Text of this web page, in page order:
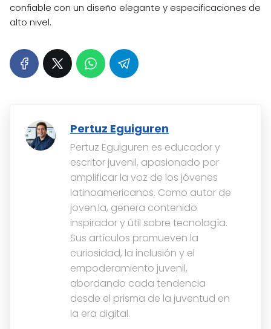
confiable con un diseño elegante y especificaciones de
alto nivel.
Pertuz Eguiguren
Pertuz Eguiguren es educador y
escritor juvenil, apasionado por
amplificar la voz de los jóvenes
latinoamericanos. Como autor de
joven.la, genera contenido
inspirador y útil sobre tecnología.
Sus artículos promueven la
curiosidad, la inclusión y el
empoderamiento juvenil,
abordando cada tendencia
desde el prisma de la juventud en
la era digital.